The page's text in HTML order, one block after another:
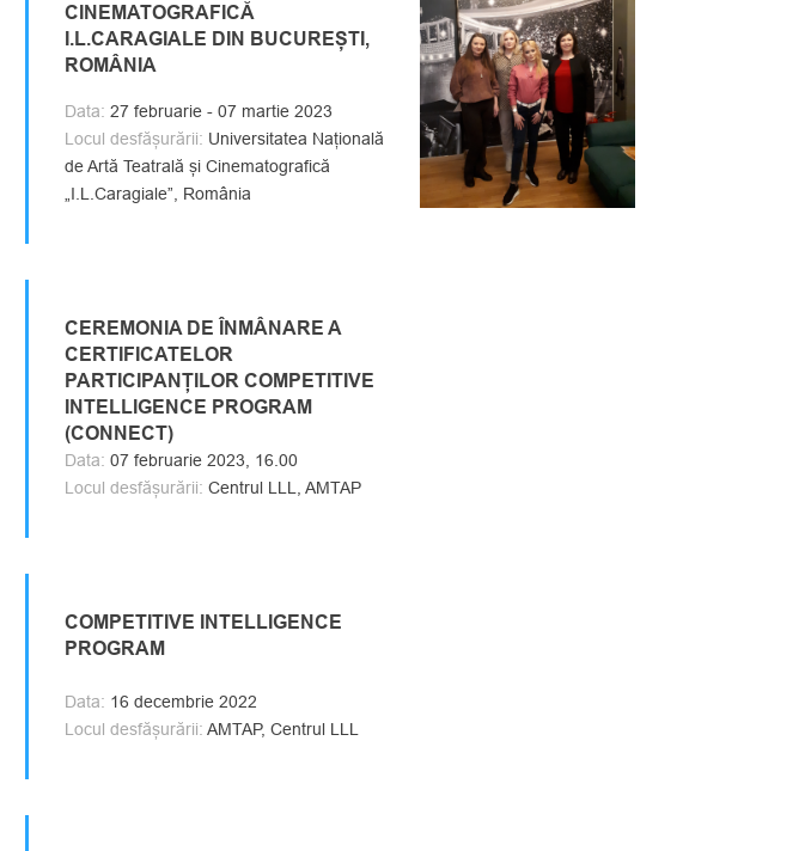
CINEMATOGRAFICĂ
I.L.CARAGIALE DIN BUCUREȘTI,
ROMÂNIA
Data: 27 februarie - 07 martie 2023
Locul desfășurării: Universitatea Națională
de Artă Teatrală și Cinematografică
„I.L.Caragiale”, România
CEREMONIA DE ÎNMÂNARE A
CERTIFICATELOR
PARTICIPANȚILOR COMPETITIVE
INTELLIGENCE PROGRAM
(CONNECT)
Data: 07 februarie 2023, 16.00
Locul desfășurării: Centrul LLL, AMTAP
COMPETITIVE INTELLIGENCE
PROGRAM
Data: 16 decembrie 2022
Locul desfășurării: AMTAP, Centrul LLL